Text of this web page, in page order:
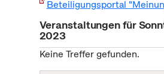
Beteiligungsportal
Veranstaltungen für
2023
Keine Treffer gefunden.